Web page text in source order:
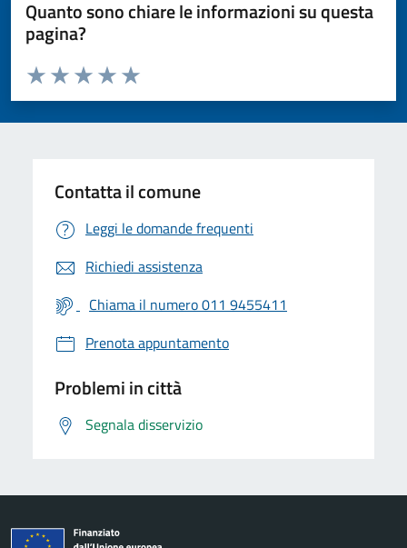
Quanto sono chiare le informazioni su questa
pagina?
Valuta da 1 a 5 stelle la pagina
Valuta 5 stelle su 5
Valuta 4 stelle su 5
Valuta 3 stelle su 5
Valuta 2 stelle su 5
Valuta 1 stelle su 5
Contatta il comune
Leggi le domande frequenti
Richiedi assistenza
Chiama il numero 011 9455411
Prenota appuntamento
Problemi in città
Segnala disservizio